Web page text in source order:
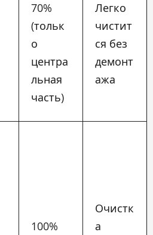
70%
(тольк
о
центра
льная
часть)
Легко
чистит
ся без
демонт
ажа
100%
Очистк
а